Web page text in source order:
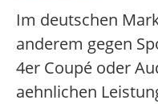
Im deutschen
anderem gegen
4er Coupé oder
aehnlichen